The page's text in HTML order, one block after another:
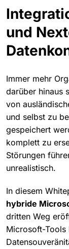
und
Immer mehr
darüber hinaus
von
und selbst zu
gespeichert
komplett zu
Störungen
unrealistisch.
In diesem
hybride
dritten Weg
Microsoft-